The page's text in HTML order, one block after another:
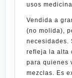
usos
Vendida a
(no molida),
necesidades.
refleja la alta
para quienes
mezclas. Es